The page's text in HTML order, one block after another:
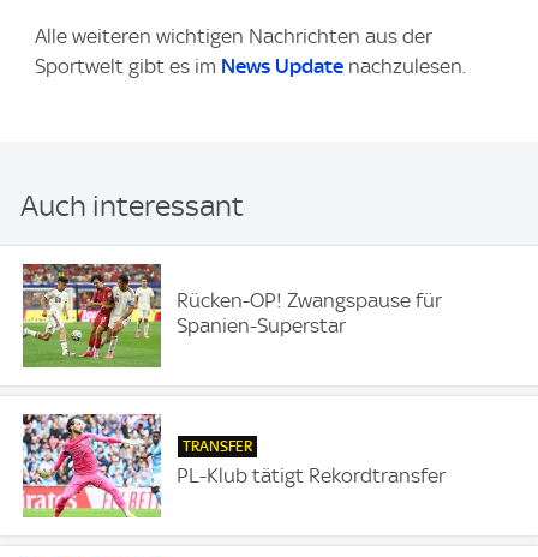
Alle weiteren wichtigen Nachrichten aus der
Sportwelt gibt es im News Update nachzulesen.
Auch interessant
Rücken-OP! Zwangspause für
Spanien-Superstar
TRANSFER
PL-Klub tätigt Rekordtransfer